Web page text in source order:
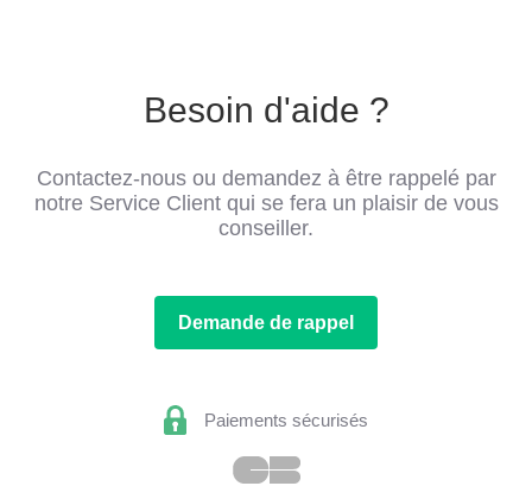
Besoin d'aide ?
Contactez-nous ou demandez à être rappelé par
notre Service Client qui se fera un plaisir de vous
conseiller.
Demande de rappel
Paiements sécurisés